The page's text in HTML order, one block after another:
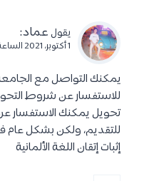
يقول عماد:
1 أكتوبر، 2021 الساعة 8:02 م
يمكنك التواصل مع الجامعة
للاستفسار عن شروط
تحويل يمكنك الاستفسار
للتقديم، ولكن بشكل عام
إثبات إتقان اللغة الألمانية